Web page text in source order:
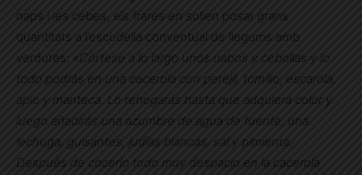
naps i les cebes, els frares en solien posar grans
quantitats a l’escudella conventual de llegums amb
verdures: « Córtese a lo largo unos nabos y cebollas y lo
todo podrás en una cacerola con perejil, tomillo, escarola,
apio y manteca. Lo rehogarás hasta que adquiera color y
luego añadirás una azumbre de agua de fuente, una
lechuga, guisantes, judías blancas, sal y pimienta.
Después de cocerlo todo muy despacio en la cacerola